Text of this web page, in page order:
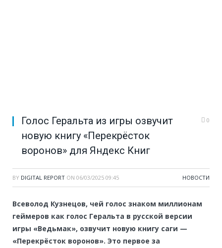
Голос Геральта из игры озвучит
новую книгу «Перекрёсток
воронов» для Яндекс Книг
0
BY DIGITAL REPORT ON 06/03/2025 09:45 НОВОСТИ
Всеволод Кузнецов, чей голос знаком миллионам
геймеров как голос Геральта в русской версии
игры «Ведьмак», озвучит новую книгу саги —
«Перекрёсток воронов». Это первое за